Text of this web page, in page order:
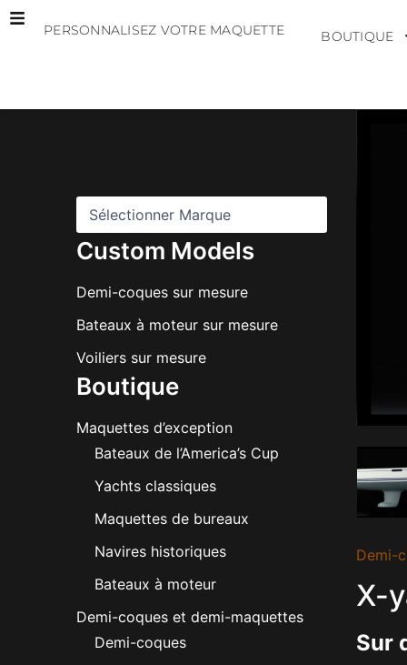
Aller
PERSONNALISEZ VOTRE MAQUETTE BOUTIQUE
Custom Models
Demi-coques sur mesure
Bateaux à moteur sur mesure
Voiliers sur mesure
Boutique
Maquettes d’exception
Bateaux de l’America’s Cup
Yachts classiques
Maquettes de bureaux
Navires historiques
Bateaux à moteur
Demi-coques et demi-maquettes
Demi-coques
Demi-
X-
Sur